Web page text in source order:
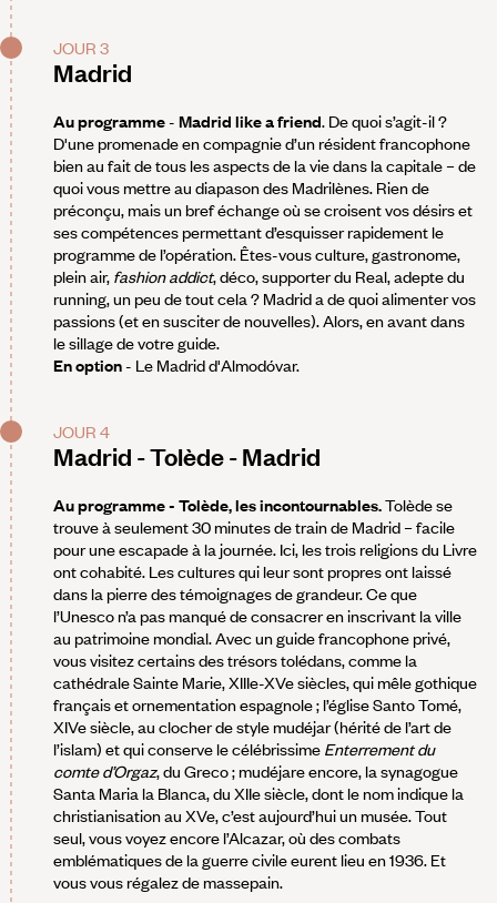
JOUR 3
Madrid
Au programme- Madrid like a friend. De quoi s’agit-il ?
D'une promenade en compagnie d’un résident francophone
bien au fait de tous les aspects de la vie dans la capitale – de
quoi vous mettre au diapason des Madrilènes. Rien de
préconçu, mais un bref échange où se croisent vos désirs et
ses compétences permettant d’esquisser rapidement le
programme de l’opération. Êtes-vous culture, gastronome,
plein air, fashion addict, déco, supporter du Real, adepte du
running, un peu de tout cela ? Madrid a de quoi alimenter vos
passions (et en susciter de nouvelles). Alors, en avant dans
le sillage de votre guide.
En option- Le Madrid d'Almodóvar.
JOUR 4
Madrid - Tolède - Madrid
Au programme - Tolède, les incontournables.Tolède se
trouve à seulement 30 minutes de train de Madrid – facile
pour une escapade à la journée. Ici, les trois religions du Livre
ont cohabité. Les cultures qui leur sont propres ont laissé
dans la pierre des témoignages de grandeur. Ce que
l’Unesco n’a pas manqué de consacrer en inscrivant la ville
au patrimoine mondial. Avec un guide francophone privé,
vous visitez certains des trésors tolédans, comme la
cathédrale Sainte Marie, XIIIe-XVe siècles, qui mêle gothique
français et ornementation espagnole ; l’église Santo Tomé,
XIVe siècle, au clocher de style mudéjar (hérité de l’art de
l’islam) et qui conserve le célébrissime Enterrement du
comte d’Orgaz, du Greco ; mudéjare encore, la synagogue
Santa Maria la Blanca, du XIIe siècle, dont le nom indique la
christianisation au XVe, c’est aujourd’hui un musée. Tout
seul, vous voyez encore l’Alcazar, où des combats
emblématiques de la guerre civile eurent lieu en 1936. Et
vous vous régalez de massepain.